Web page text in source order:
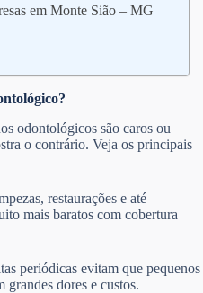
em Monte Sião – MG
odontológicos são caros ou
o contrário. Veja os principais
restaurações e até
mais baratos com cobertura
periódicas evitam que pequenos
grandes dores e custos.